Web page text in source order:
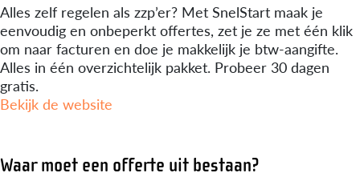
Alles zelf regelen als zzp’er? Met SnelStart maak je
eenvoudig en onbeperkt offertes, zet je ze met één klik
om naar facturen en doe je makkelijk je btw-aangifte.
Alles in één overzichtelijk pakket. Probeer 30 dagen
gratis.
Bekijk de website
Waar moet een offerte uit bestaan?